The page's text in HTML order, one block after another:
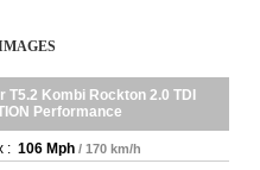
Kombi Rockton 2.0 TDI
Performance
: 106 Mph / 170 km/h